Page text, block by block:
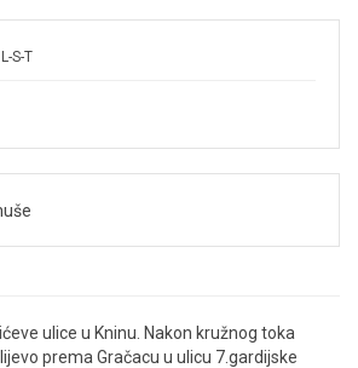
S-T
ulice u Kninu. Nakon kružnog toka
prema Gračacu u ulicu 7.gardijske